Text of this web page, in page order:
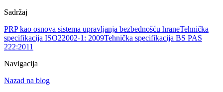
Sadržaj
PRP kao osnova sistema upravljanja bezbednošću hraneTehnička
specifikacija ISO22002-1: 2009Tehnička specifikacija BS PAS
222:2011
Navigacija
Nazad na blog